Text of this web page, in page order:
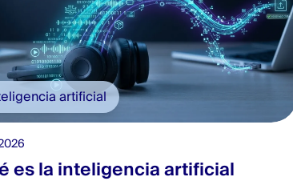
artificial
es la inteligencia artificial